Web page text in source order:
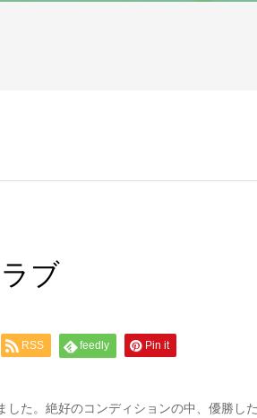
ブ
RSS feedly Pin it
た。絶好のコンディションの中、優勝し